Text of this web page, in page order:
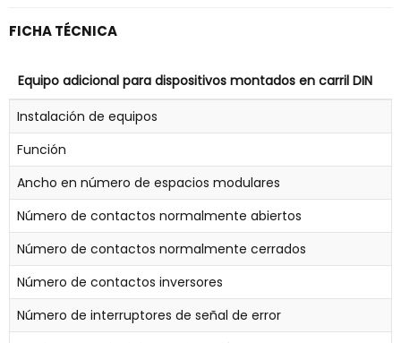
FICHA TÉCNICA
Equipo adicional para dispositivos montados en carril DIN
Instalación de equipos
Función
Ancho en número de espacios modulares
Número de contactos normalmente abiertos
Número de contactos normalmente cerrados
Número de contactos inversores
Número de interruptores de señal de error